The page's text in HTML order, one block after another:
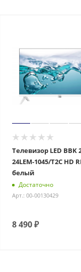
Телевизор LED BBK
24LEM-1045/T2C HD
белый
Достаточно
Арт.: 00-00130429
8 490₽